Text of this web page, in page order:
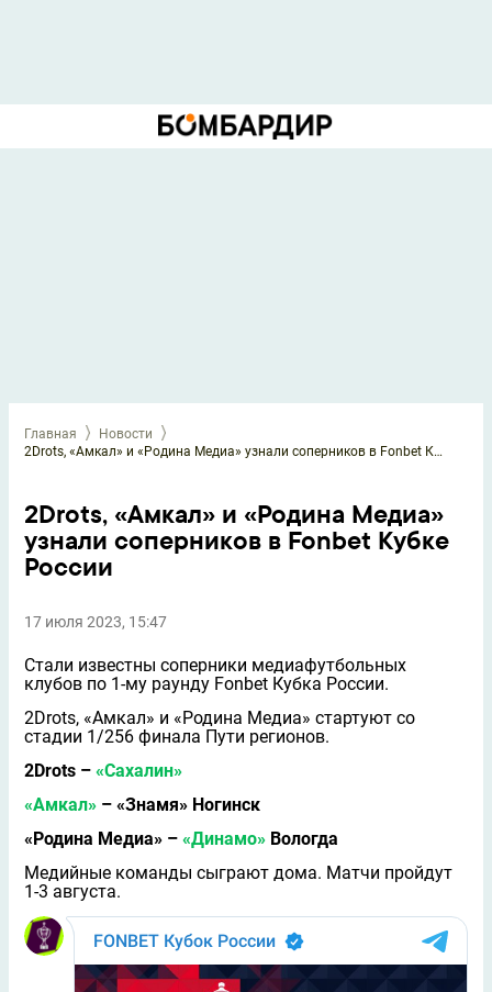
Главная
Новости
2Drots, «Амкал» и «Родина Медиа» узнали соперников в Fonbet Кубке России
2Drots, «Амкал» и «Родина Медиа»
узнали соперников в Fonbet Кубке
России
17 июля 2023, 15:47
Стали известны соперники медиафутбольных
клубов по 1-му раунду Fonbet Кубка России.
2Drots, «Амкал» и «Родина Медиа» стартуют со
стадии 1/256 финала Пути регионов.
2Drots – «Сахалин»
«Амкал» – «Знамя» Ногинск
«Родина Медиа» – «Динамо» Вологда
Медийные команды сыграют дома. Матчи пройдут
1-3 августа.